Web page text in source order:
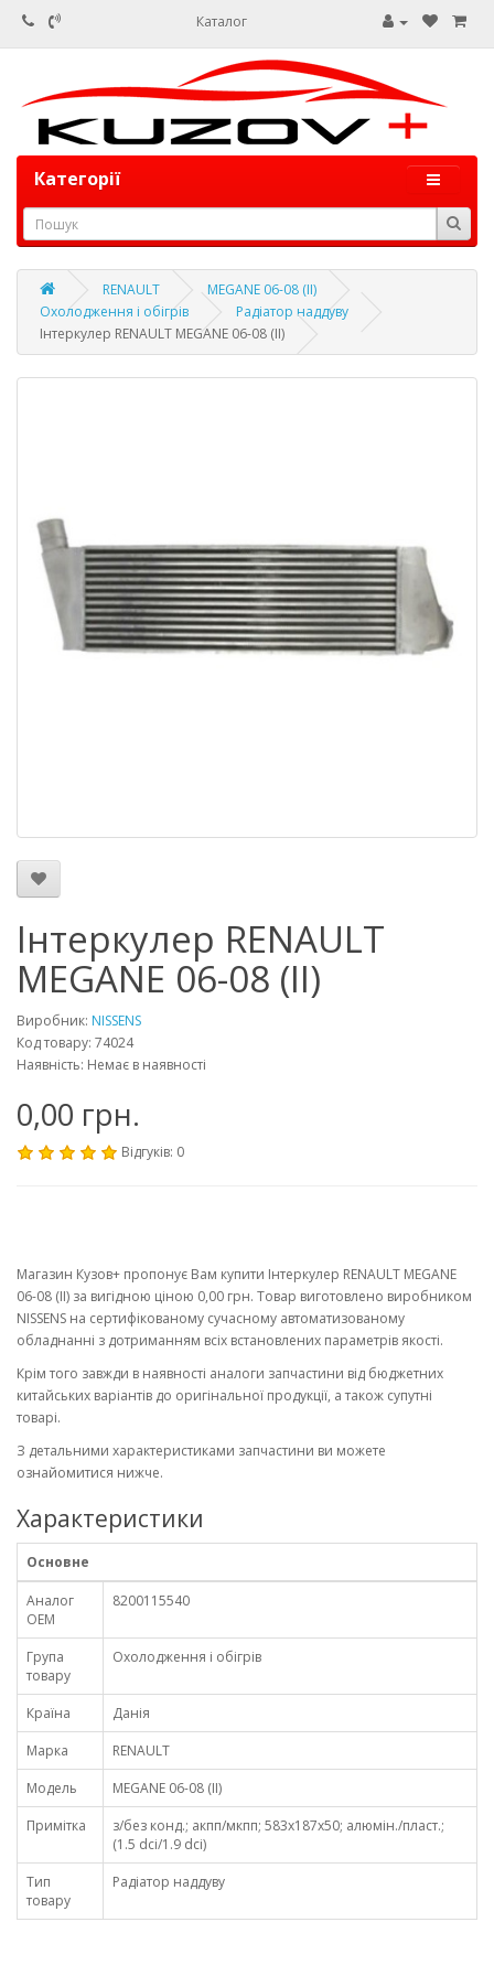
Каталог
Категорії
RENAULT
MEGANE 06-08 (II)
Охолодження і обігрів
Радіатор наддуву
Інтеркулер RENAULT MEGANE 06-08 (II)
Інтеркулер RENAULT
MEGANE 06-08 (II)
Виробник: NISSENS
Код товару: 74024
Наявність: Немає в наявності
0,00 грн.
Відгуків: 0
Магазин Кузов+ пропонує Вам купити Інтеркулер RENAULT MEGANE
06-08 (II) за вигідною ціною 0,00 грн. Товар виготовлено виробником
NISSENS на сертифікованому сучасному автоматизованому
обладнанні з дотриманням всіх встановлених параметрів якості.
Крім того завжди в наявності аналоги запчастини від бюджетних
китайських варіантів до оригінальної продукції, а також супутні
товарі.
З детальними характеристиками запчастини ви можете
ознайомитися нижче.
Характеристики
Основне
Аналог
OEM
8200115540
Група
товару
Охолодження і обігрів
Країна
Данія
Марка
RENAULT
Модель
MEGANE 06-08 (II)
Примітка
з/без конд.; акпп/мкпп; 583x187x50; алюмін./пласт.;
(1.5 dci/1.9 dci)
Тип
товару
Радіатор наддуву